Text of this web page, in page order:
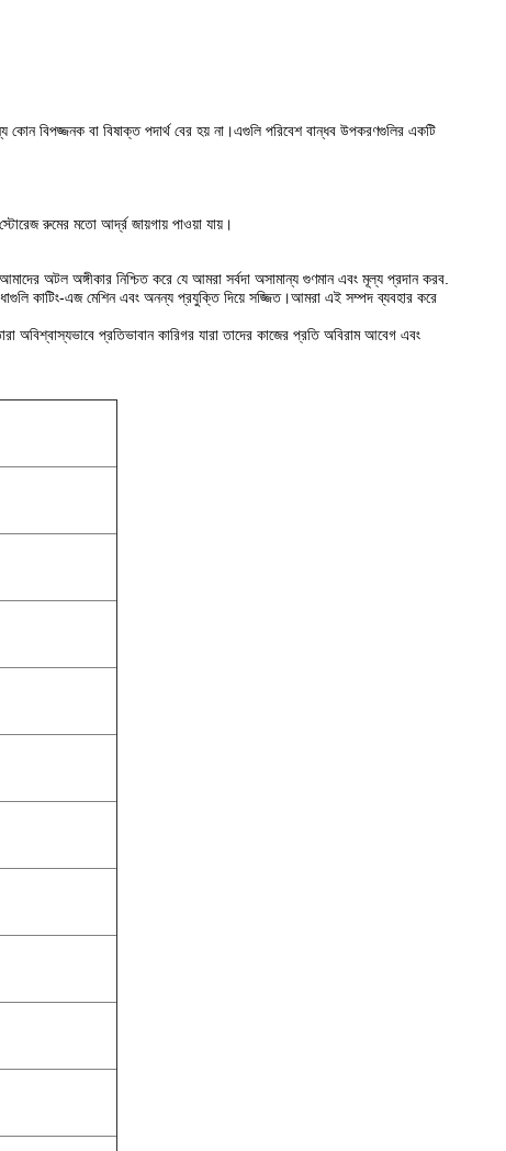
কোন বিপজ্জনক বা বিষাক্ত পদার্থ বের হয় না।এগুলি পরিবেশ বান্ধব উপকরণগুলির একটি
রুমের মতো আর্দ্র জায়গায় পাওয়া যায়।
অটল অঙ্গীকার নিশ্চিত করে যে আমরা সর্বদা অসামান্য গুণমান এবং মূল্য প্রদান করব.
কাটিং-এজ মেশিন এবং অনন্য প্রযুক্তি দিয়ে সজ্জিত।আমরা এই সম্পদ ব্যবহার করে
অবিশ্বাস্যভাবে প্রতিভাবান কারিগর যারা তাদের কাজের প্রতি অবিরাম আবেগ এবং